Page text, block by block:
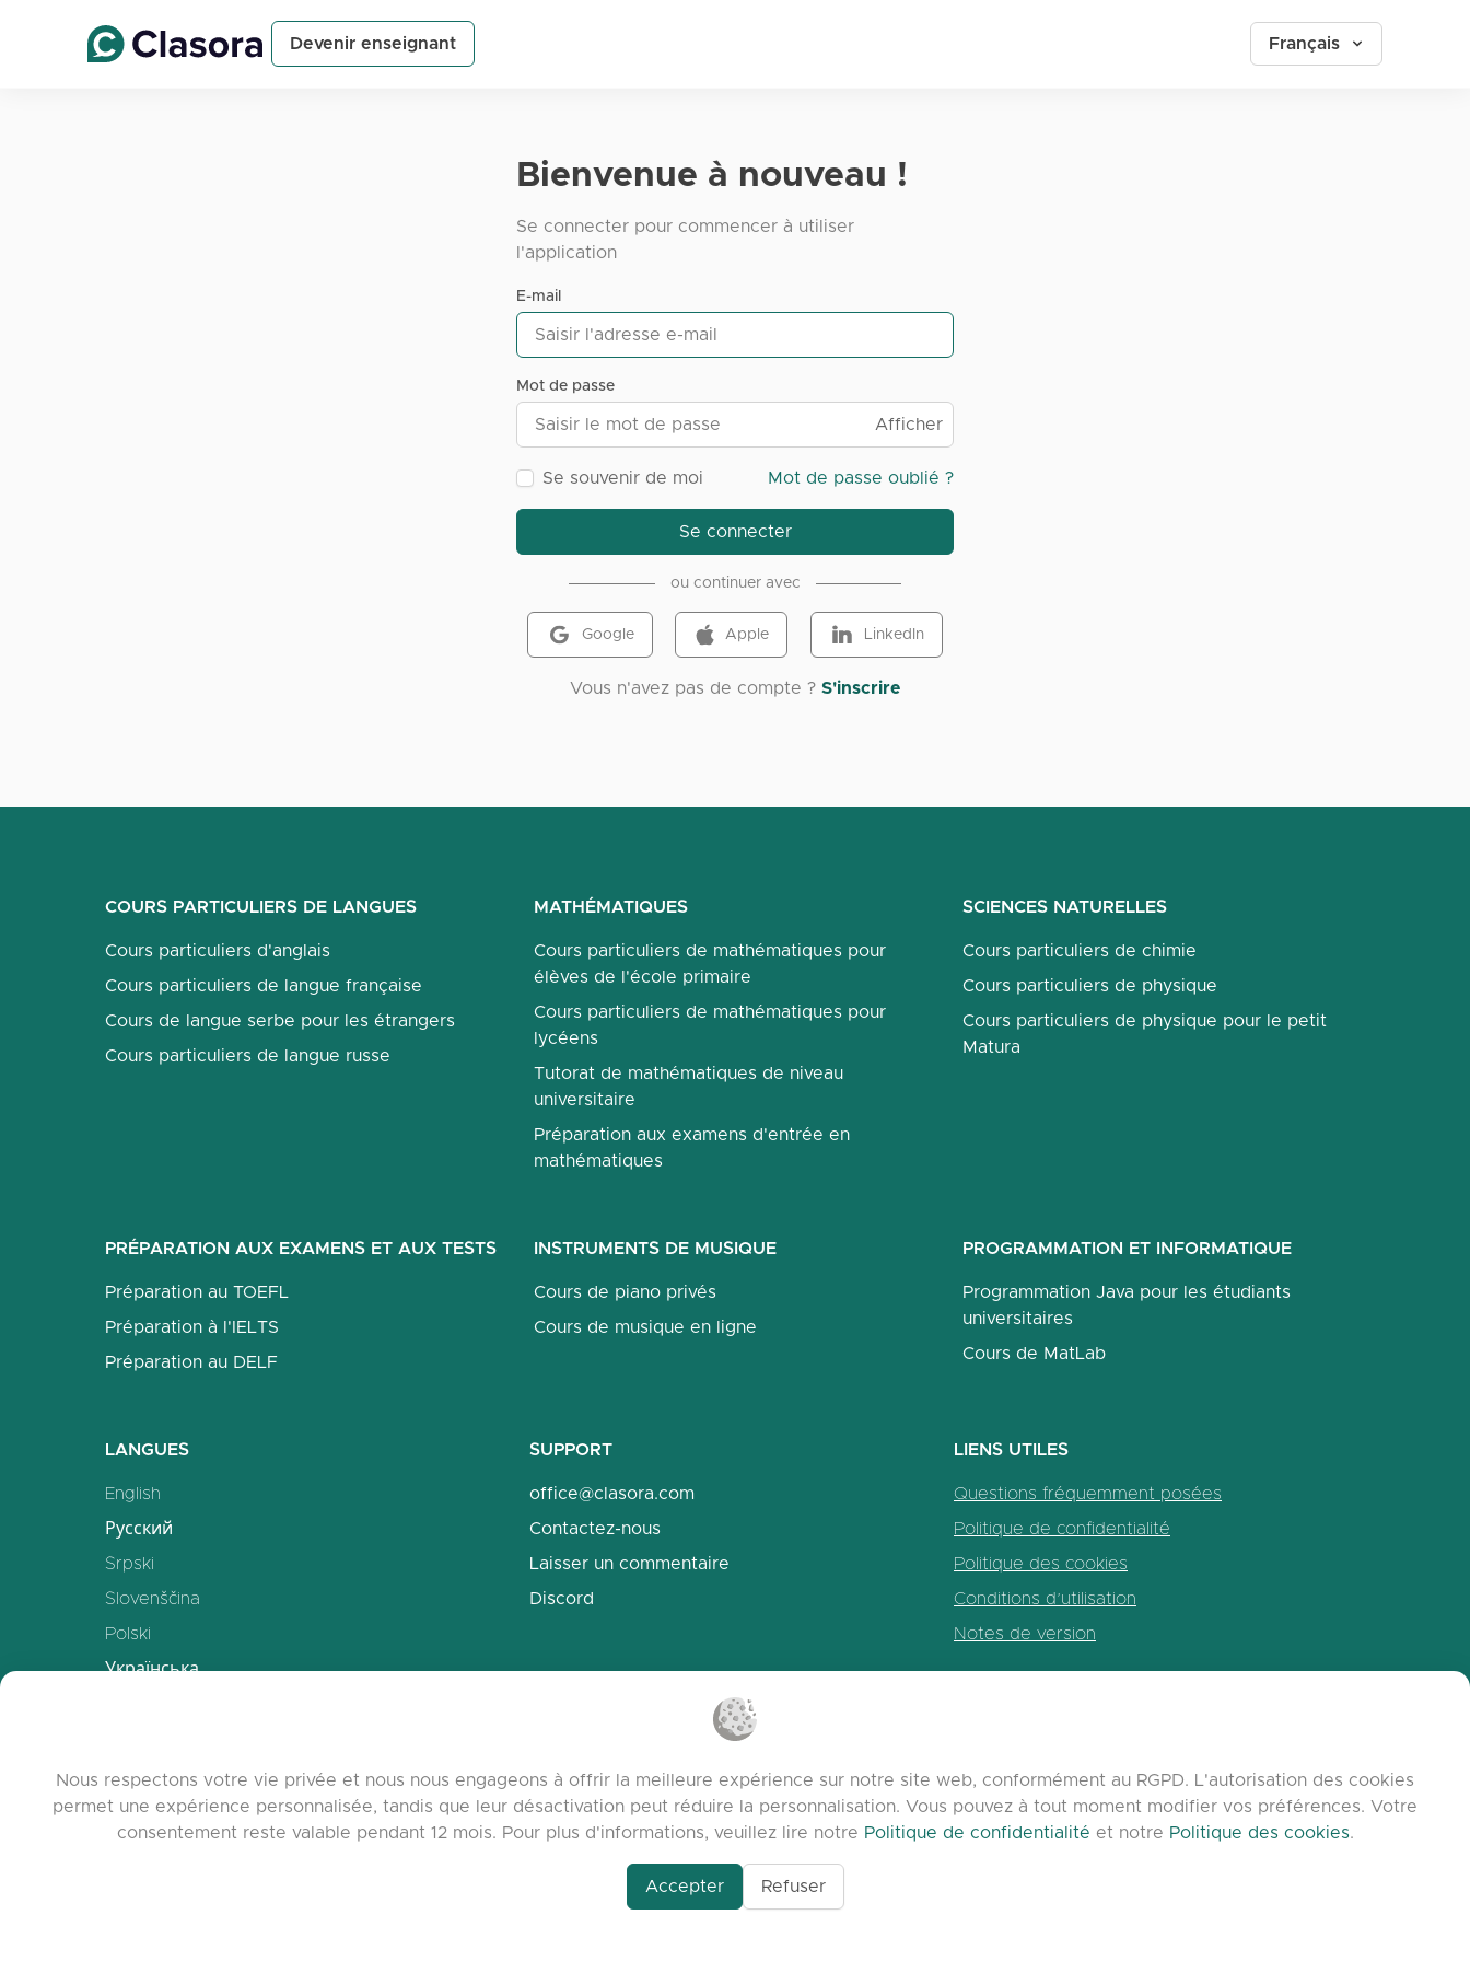
Devenir enseignant Français
Bienvenue à nouveau !
Se connecter pour commencer à utiliser
l'application
E-mail
Mot de passe
Afficher
Se souvenir de moi Mot de passe oublié ?
Se connecter
ou continuer avec
Google Apple LinkedIn
Vous n'avez pas de compte ? S'inscrire
COURS PARTICULIERS DE LANGUES
Cours particuliers d'anglais
Cours particuliers de langue française
Cours de langue serbe pour les étrangers
Cours particuliers de langue russe
MATHÉMATIQUES
Cours particuliers de mathématiques pour
élèves de l'école primaire
Cours particuliers de mathématiques pour
lycéens
Tutorat de mathématiques de niveau
universitaire
Préparation aux examens d'entrée en
mathématiques
SCIENCES NATURELLES
Cours particuliers de chimie
Cours particuliers de physique
Cours particuliers de physique pour le petit
Matura
PRÉPARATION AUX EXAMENS ET AUX TESTS
Préparation au TOEFL
Préparation à l'IELTS
Préparation au DELF
INSTRUMENTS DE MUSIQUE
Cours de piano privés
Cours de musique en ligne
PROGRAMMATION ET INFORMATIQUE
Programmation Java pour les étudiants
universitaires
Cours de MatLab
LANGUES
English
Русский
Srpski
Slovenščina
Polski
Українська
Français
中文
SUPPORT
office@clasora.com
Contactez-nous
Laisser un commentaire
Discord
LIENS UTILES
Questions fréquemment posées
Politique de confidentialité
Politique des cookies
Conditions d’utilisation
Notes de version
© 2026 clasora.com platform | Tous droits réservés | Developed by
Nous respectons votre vie privée et nous nous engageons à offrir la meilleure expérience sur notre site web, conformément au RGPD. L'autorisation des cookies
permet une expérience personnalisée, tandis que leur désactivation peut réduire la personnalisation. Vous pouvez à tout moment modifier vos préférences. Votre
consentement reste valable pendant 12 mois. Pour plus d'informations, veuillez lire notre Politique de confidentialité et notre Politique des cookies.
Accepter Refuser